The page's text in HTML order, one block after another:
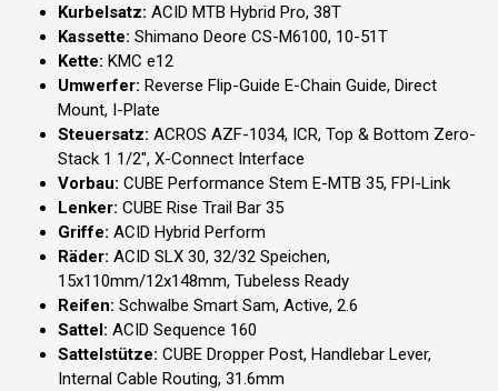
Kurbelsatz: ACID MTB Hybrid Pro, 38T
Kassette: Shimano Deore CS-M6100, 10-51T
Kette: KMC e12
Umwerfer: Reverse Flip-Guide E-Chain Guide, Direct
Mount, I-Plate
Steuersatz: ACROS AZF-1034, ICR, Top & Bottom Zero-
Stack 1 1/2", X-Connect Interface
Vorbau: CUBE Performance Stem E-MTB 35, FPI-Link
Lenker: CUBE Rise Trail Bar 35
Griffe: ACID Hybrid Perform
Räder: ACID SLX 30, 32/32 Speichen,
15x110mm/12x148mm, Tubeless Ready
Reifen: Schwalbe Smart Sam, Active, 2.6
Sattel: ACID Sequence 160
Sattelstütze: CUBE Dropper Post, Handlebar Lever,
Internal Cable Routing, 31.6mm